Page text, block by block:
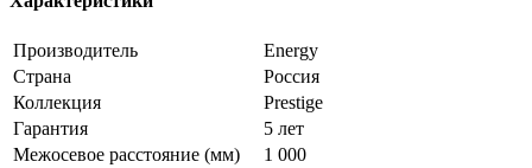
Производитель
Energy
Страна
Россия
Коллекция
Prestige
Гарантия
5 лет
Межосевое расстояние (мм)
1 000